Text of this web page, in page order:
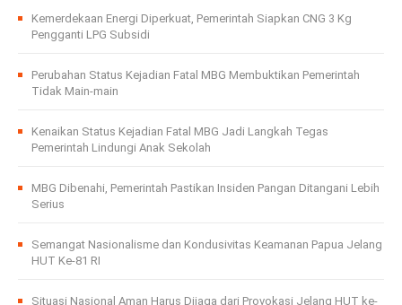
Kemerdekaan Energi Diperkuat, Pemerintah Siapkan CNG 3 Kg
Pengganti LPG Subsidi
Perubahan Status Kejadian Fatal MBG Membuktikan Pemerintah
Tidak Main-main
Kenaikan Status Kejadian Fatal MBG Jadi Langkah Tegas
Pemerintah Lindungi Anak Sekolah
MBG Dibenahi, Pemerintah Pastikan Insiden Pangan Ditangani Lebih
Serius
Semangat Nasionalisme dan Kondusivitas Keamanan Papua Jelang
HUT Ke-81 RI
Situasi Nasional Aman Harus Dijaga dari Provokasi Jelang HUT ke-